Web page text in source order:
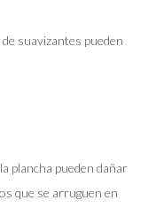
suavizantes pueden
plancha pueden dañar
que se arruguen en